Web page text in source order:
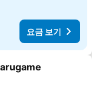
요금 보기
추가